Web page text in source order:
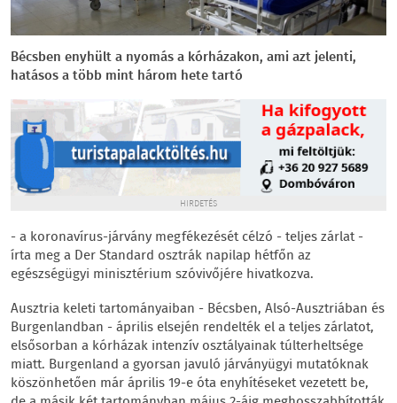
Bécsben enyhült a nyomás a kórházakon, ami azt jelenti,
hatásos a több mint három hete tartó
HIRDETÉS
- a koronavírus-járvány megfékezését célzó - teljes zárlat -
írta meg a Der Standard osztrák napilap hétfőn az
egészségügyi minisztérium szóvivőjére hivatkozva.
Ausztria keleti tartományaiban - Bécsben, Alsó-Ausztriában és
Burgenlandban - április elsején rendelték el a teljes zárlatot,
elsősorban a kórházak intenzív osztályainak túlterheltsége
miatt. Burgenland a gyorsan javuló járványügyi mutatóknak
köszönhetően már április 19-e óta enyhítéseket vezetett be,